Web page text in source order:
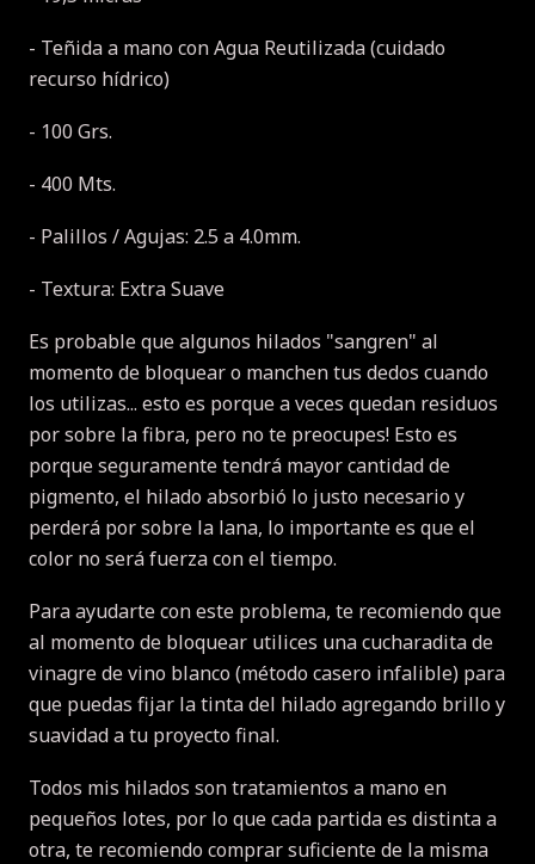
- Teñida a mano con Agua Reutilizada (cuidado
recurso hídrico)
- 100 Grs.
- 400 Mts.
- Palillos / Agujas: 2.5 a 4.0mm.
- Textura: Extra Suave
Es probable que algunos hilados "sangren" al
momento de bloquear o manchen tus dedos cuando
los utilizas... esto es porque a veces quedan residuos
por sobre la fibra, pero no te preocupes! Esto es
porque seguramente tendrá mayor cantidad de
pigmento, el hilado absorbió lo justo necesario y
perderá por sobre la lana, lo importante es que el
color no será fuerza con el tiempo.
Para ayudarte con este problema, te recomiendo que
al momento de bloquear utilices una cucharadita de
vinagre de vino blanco (método casero infalible) para
que puedas fijar la tinta del hilado agregando brillo y
suavidad a tu proyecto final.
Todos mis hilados son tratamientos a mano en
pequeños lotes, por lo que cada partida es distinta a
otra, te recomiendo comprar suficiente de la misma